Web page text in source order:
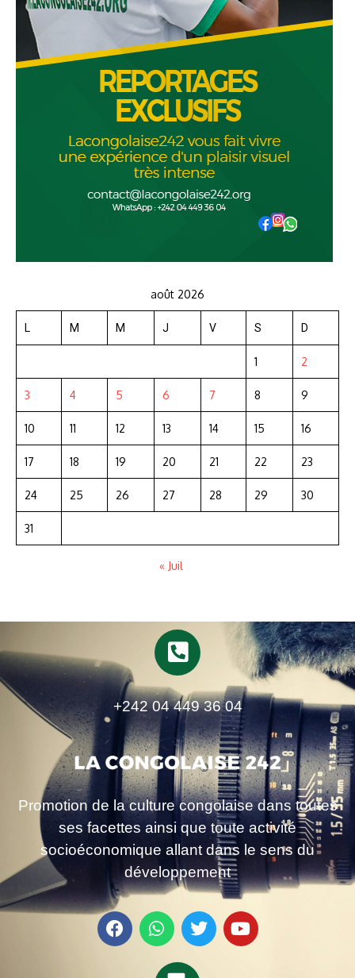
août 2026
L M M J V S D
1 2
3 4 5 6 7 8 9
10 11 12 13 14 15 16
17 18 19 20 21 22 23
24 25 26 27 28 29 30
31
« Juil
+242 04 449 36 04
Promotion de la culture congolaise dans toutes
ses facettes ainsi que toute activité
socioéconomique allant dans le sens du
développement